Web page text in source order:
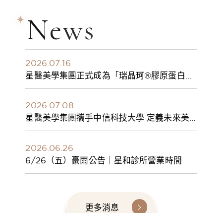
News
2026.07.16
星醫美學集團正式成為「瑞晶珂®膠原蛋白植
入劑」台灣獨家總代理
2026.07.08
星醫美學集團攜手中信科技大學 定義未來美
學人才新標準 建構健康美學產學共育模式 串
2026.06.26
6/26（五）豪雨公告｜星和診所營業時間
更多消息